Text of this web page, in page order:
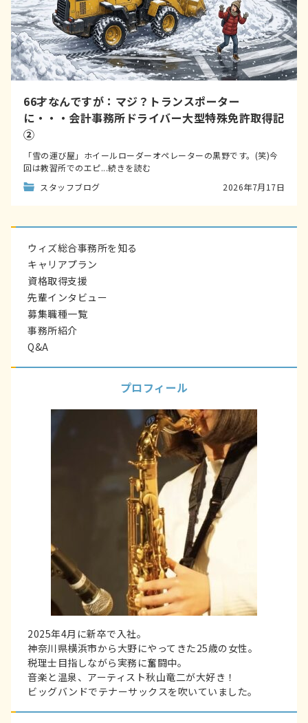
66才なんですが：マジ？トランスポーター
に・・・会計事務所ドライバー大型特殊免許取得記
②
「雪の運び屋」ホイールローダーオペレーターの黒野です。(笑)今
回は教習所でのエピ...続きを読む
スタッフブログ
2026年7月17日
ウィズ総合事務所を知る
キャリアプラン
資格取得支援
先輩インタビュー
募集職種一覧
事務所紹介
Q&A
プロフィール
2025年4月に新卒で入社。
神奈川県横浜市から大野にやってきた25歳の女性。
税理士目指しながら実務に奮闘中。
音楽と温泉、アーティスト秋山竜二が大好き！
ビッグバンドでテナーサックスを吹いていました。